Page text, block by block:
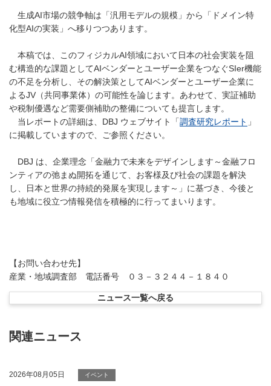
生成AI市場の競争軸は「汎用モデルの規模」から「ドメイン特
化型AIの実装」へ移りつつあります。
本稿では、このフィジカルAI領域において日本の社会実装を阻
む構造的な課題としてAIベンダーとユーザー企業をつなぐSIer機能
の不足を分析し、その解決策としてAIベンダーとユーザー企業に
よるJV（共同事業体）の可能性を論じます。あわせて、実証補助
や税制優遇など需要側補助の整備についても提言します。
当レポートの詳細は、DBJ ウェブサイト「調査研究レポート 」
に掲載していますので、ご参照ください。
DBJ は、企業理念「金融力で未来をデザインします～金融フロ
ンティアの弛まぬ開拓を通じて、お客様及び社会の課題を解決
し、日本と世界の持続的発展を実現します～」に基づき、今後と
も地域に役立つ情報発信を積極的に行ってまいります。
【お問い合わせ先】
産業・地域調査部 電話番号 ０３－３２４４－１８４０
ニュース一覧へ戻る
関連ニュース
2026年08月05日 イベント